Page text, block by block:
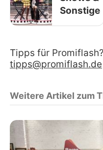
Sonstige
Tipps für
tipps@promiflash.de
Weitere Artikel zum